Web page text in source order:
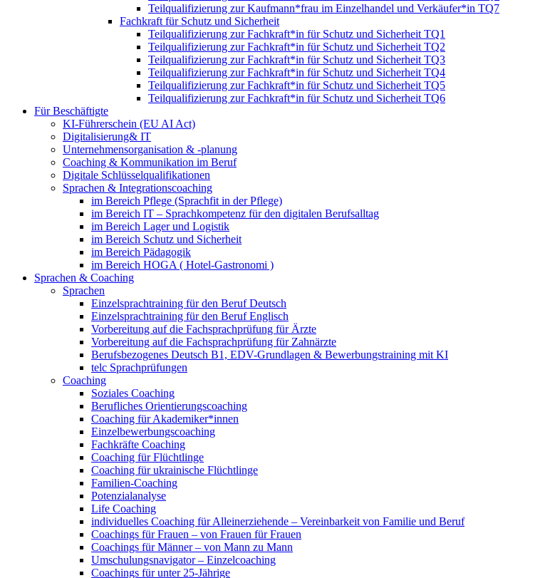
Teilqualifizierung zur Kaufmann*frau im Einzelhandel und Verkäufer*in TQ7
Fachkraft für Schutz und Sicherheit
Teilqualifizierung zur Fachkraft*in für Schutz und Sicherheit TQ1
Teilqualifizierung zur Fachkraft*in für Schutz und Sicherheit TQ2
Teilqualifizierung zur Fachkraft*in für Schutz und Sicherheit TQ3
Teilqualifizierung zur Fachkraft*in für Schutz und Sicherheit TQ4
Teilqualifizierung zur Fachkraft*in für Schutz und Sicherheit TQ5
Teilqualifizierung zur Fachkraft*in für Schutz und Sicherheit TQ6
Für Beschäftigte
KI-Führerschein (EU AI Act)
Digitalisierung& IT
Unternehmensorganisation & ‑planung
Coaching & Kommunikation im Beruf
Digitale Schlüsselqualifikationen
Sprachen & Integrationscoaching
im Bereich Pflege (Sprachfit in der Pflege)
im Bereich IT – Sprachkompetenz für den digitalen Berufsalltag
im Bereich Lager und Logistik
im Bereich Schutz und Sicherheit
im Bereich Pädagogik
im Bereich HOGA ( Hotel-Gastronomi )
Sprachen & Coaching
Sprachen
Einzelsprachtraining für den Beruf Deutsch
Einzelsprachtraining für den Beruf Englisch
Vorbereitung auf die Fachsprachprüfung für Ärzte
Vorbereitung auf die Fachsprachprüfung für Zahnärzte
Berufsbezogenes Deutsch B1, EDV-Grundlagen & Bewerbungstraining mit KI
telc Sprachprüfungen
Coaching
Soziales Coaching
Berufliches Orientierungscoaching
Coaching für Akademiker*innen
Einzelbewerbungscoaching
Fachkräfte Coaching
Coaching für Flüchtlinge
Coaching für ukrainische Flüchtlinge
Familien-Coaching
Potenzialanalyse
Life Coaching
individuelles Coaching für Alleinerziehende – Vereinbarkeit von Familie und Beruf
Coachings für Frauen – von Frauen für Frauen
Coachings für Männer – von Mann zu Mann
Umschulungsnavigator – Einzelcoaching
Coachings für unter 25-Jährige